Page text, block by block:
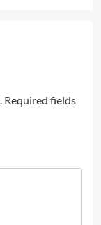
Required fields